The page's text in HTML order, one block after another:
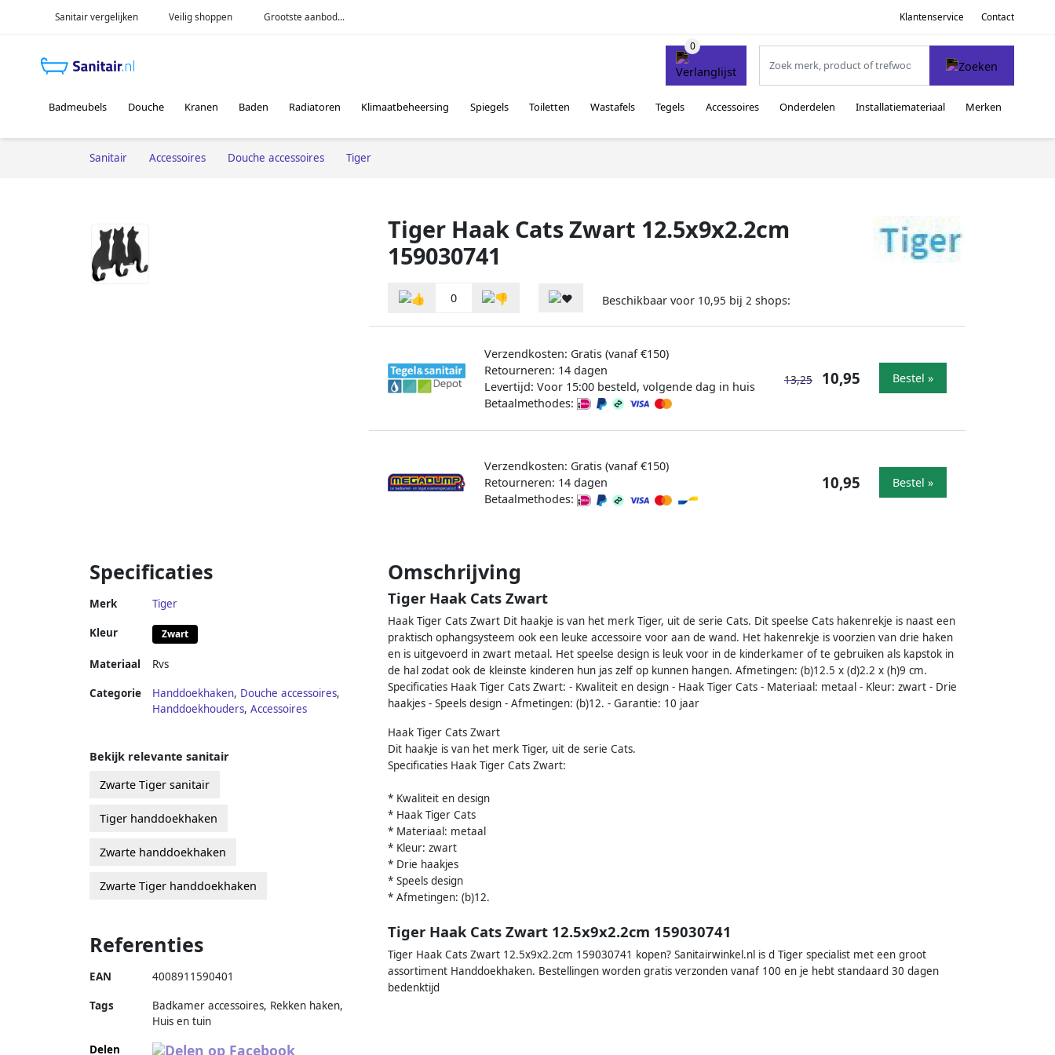
Sanitair vergelijken Veilig shoppen Grootste aanbod... Klantenservice Contact
Badmeubels Douche Kranen Baden Radiatoren Klimaatbeheersing Spiegels Toiletten Wastafels Tegels Accessoires Onderdelen Installatiemateriaal Merken
Sanitair Accessoires Douche accessoires Tiger
Tiger Haak Cats Zwart 12.5x9x2.2cm
159030741
0 Beschikbaar voor 10,95 bij 2 shops:
Verzendkosten: Gratis (vanaf €150)
Retourneren: 14 dagen
Levertijd: Voor 15:00 besteld, volgende dag in huis
Betaalmethodes:
13,25 10,95 Bestel »
Verzendkosten: Gratis (vanaf €150)
Retourneren: 14 dagen
Betaalmethodes:
10,95 Bestel »
Specificaties
Merk Tiger
Kleur Zwart
Materiaal Rvs
Categorie Handdoekhaken, Douche accessoires,
Handdoekhouders, Accessoires
Omschrijving
Tiger Haak Cats Zwart
Haak Tiger Cats Zwart Dit haakje is van het merk Tiger, uit de serie Cats. Dit speelse Cats hakenrekje is naast een
praktisch ophangsysteem ook een leuke accessoire voor aan de wand. Het hakenrekje is voorzien van drie haken
en is uitgevoerd in zwart metaal. Het speelse design is leuk voor in de kinderkamer of te gebruiken als kapstok in
de hal zodat ook de kleinste kinderen hun jas zelf op kunnen hangen. Afmetingen: (b)12.5 x (d)2.2 x (h)9 cm.
Specificaties Haak Tiger Cats Zwart: - Kwaliteit en design - Haak Tiger Cats - Materiaal: metaal - Kleur: zwart - Drie
haakjes - Speels design - Afmetingen: (b)12. - Garantie: 10 jaar
Haak Tiger Cats Zwart
Dit haakje is van het merk Tiger, uit de serie Cats.
Specificaties Haak Tiger Cats Zwart:
* Kwaliteit en design
* Haak Tiger Cats
* Materiaal: metaal
* Kleur: zwart
* Drie haakjes
* Speels design
* Afmetingen: (b)12.
Tiger Haak Cats Zwart 12.5x9x2.2cm 159030741
Tiger Haak Cats Zwart 12.5x9x2.2cm 159030741 kopen? Sanitairwinkel.nl is d Tiger specialist met een groot
assortiment Handdoekhaken. Bestellingen worden gratis verzonden vanaf 100 en je hebt standaard 30 dagen
bedenktijd
Bekijk relevante sanitair
Zwarte Tiger sanitair
Tiger handdoekhaken
Zwarte handdoekhaken
Zwarte Tiger handdoekhaken
Referenties
EAN 4008911590401
Tags
Badkamer accessoires, Rekken haken,
Huis en tuin
Delen